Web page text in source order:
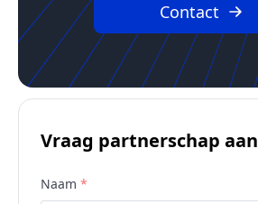
Contact
Vraag partnerschap aan
Naam